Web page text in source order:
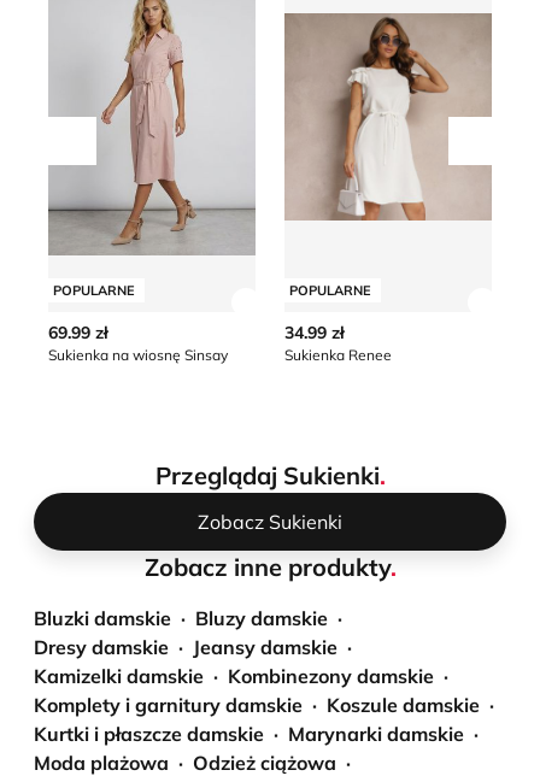
Przesuń w lewo
POPULARNE
69.99 zł
Sukienka na wiosnę Sinsay
POPULARNE
34.99 zł
Sukienka Renee
Przeglądaj Sukienki.
Zobacz Sukienki
Zobacz inne produkty.
Bluzki damskie
Bluzy damskie
Dresy damskie
Jeansy damskie
Kamizelki damskie
Kombinezony damskie
Komplety i garnitury damskie
Koszule damskie
Kurtki i płaszcze damskie
Marynarki damskie
Moda plażowa
Odzież ciążowa